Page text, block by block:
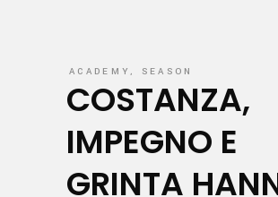
ACADEMY, SEASON
COSTANZA,
IMPEGNO E
GRINTA